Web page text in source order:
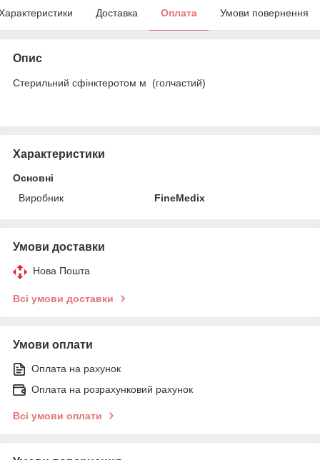
Доставка Оплата Умови повернення
Опис
Стерильний сфінктеротом м (голчастий)
Характеристики
Основні
Виробник
FineMedix
Умови доставки
Нова Пошта
Всі умови доставки
Умови оплати
Оплата на рахунок
Оплата на розрахунковий рахунок
Всі умови оплати